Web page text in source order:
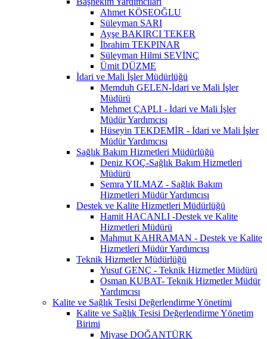
Ahmet KÖSEOĞLU
Süleyman SARI
Ayşe BAKIRCI TEKER
İbrahim TEKPINAR
Süleyman Hilmi SEVİNÇ
Ümit DÜZME
İdari ve Mali İşler Müdürlüğü
Memduh GELEN-İdari ve Mali İşler
Müdürü
Mehmet ÇAPLI - İdari ve Mali İşler
Müdür Yardımcısı
Hüseyin TEKDEMİR - İdari ve Mali İşler
Müdür Yardımcısı
Sağlık Bakım Hizmetleri Müdürlüğü
Deniz KOÇ-Sağlık Bakım Hizmetleri
Müdürü
Semra YILMAZ - Sağlık Bakım
Hizmetleri Müdür Yardımcısı
Destek ve Kalite Hizmetleri Müdürlüğü
Hamit HACANLI -Destek ve Kalite
Hizmetleri Müdürü
Mahmut KAHRAMAN - Destek ve Kalite
Hizmetleri Müdür Yardımcısı
Teknik Hizmetler Müdürlüğü
Yusuf GENÇ - Teknik Hizmetler Müdürü
Osman KUBAT- Teknik Hizmetler Müdür
Yardımcısı
Kalite ve Sağlık Tesisi Değerlendirme Yönetimi
Kalite ve Sağlık Tesisi Değerlendirme Yönetim
Birimi
Miyase DOĞANTÜRK